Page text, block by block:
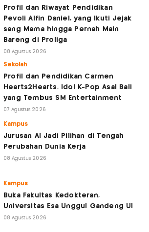
Profil dan Riwayat Pendidikan
Pevoli Alfin Daniel, yang Ikuti Jejak
sang Mama hingga Pernah Main
Bareng di Proliga
08 Agustus 2026
Sekolah
Profil dan Pendidikan Carmen
Hearts2Hearts, Idol K-Pop Asal Bali
yang Tembus SM Entertainment
07 Agustus 2026
Kampus
Jurusan AI Jadi Pilihan di Tengah
Perubahan Dunia Kerja
08 Agustus 2026
Kampus
Buka Fakultas Kedokteran,
Universitas Esa Unggul Gandeng UI
08 Agustus 2026